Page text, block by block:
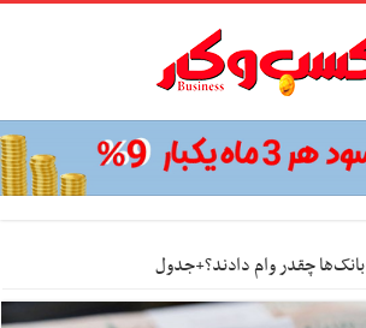
بانک‌ها چقدر وام دادند؟+جدول